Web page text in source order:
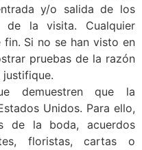
y/o salida de los
de la visita. Cualquier
Si no se han visto en
pruebas de la razón
demuestren que la
Unidos. Para ello,
de la boda, acuerdos
floristas, cartas o